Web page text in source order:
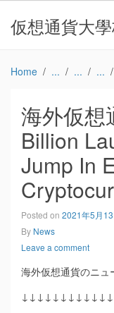
仮想通貨大
Home
海外仮想
Billion
Jump In
Posted on 2021年5月13
By News
Leave a comment
海外仮想通貨のニュ